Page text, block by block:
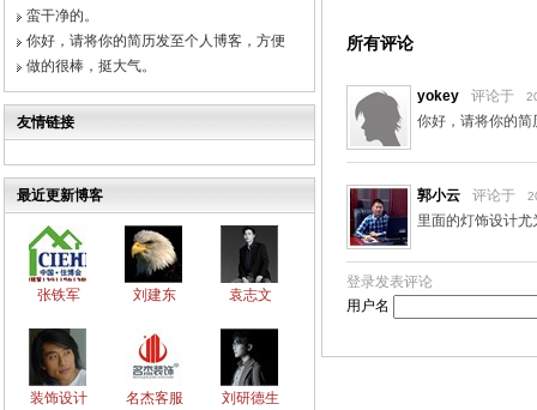
蛮干净的。
你好，请将你的简历发至个人博客，方便
做的很棒，挺大气。
友情链接
最近更新博客
张铁军 刘建东 袁志文
装饰设计 名杰客服 刘研德生
所有评论
yokey 评论于
你好，请将你的
郭小云 评论于
里面的灯饰设计尤
登录发表评论
用户名